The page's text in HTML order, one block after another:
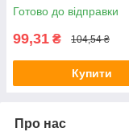
Готово до відправки
99,31 ₴ 104,54 ₴
Купити
Про нас